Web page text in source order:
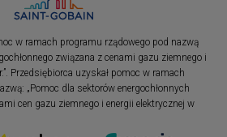
w ramach programu rządowego pod nazwą
związana z cenami gazu ziemnego i
Przedsiębiorca uzyskał pomoc w ramach
„Pomoc dla sektorów energochłonnych
cen gazu ziemnego i energii elektrycznej w